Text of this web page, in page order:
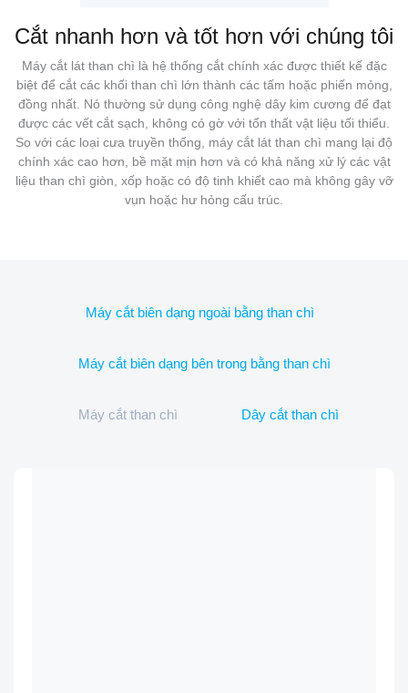
Cắt nhanh hơn và tốt hơn với chúng tôi
Máy cắt lát than chì là hệ thống cắt chính xác được thiết kế đặc
biệt để cắt các khối than chì lớn thành các tấm hoặc phiến mỏng,
đồng nhất. Nó thường sử dụng công nghệ dây kim cương để đạt
được các vết cắt sạch, không có gờ với tổn thất vật liệu tối thiểu.
So với các loại cưa truyền thống, máy cắt lát than chì mang lại độ
chính xác cao hơn, bề mặt mịn hơn và có khả năng xử lý các vật
liệu than chì giòn, xốp hoặc có độ tinh khiết cao mà không gây vỡ
vụn hoặc hư hỏng cấu trúc.
Máy cắt biên dạng ngoài bằng than chì
Máy cắt biên dạng bên trong bằng than chì
Máy cắt than chì Dây cắt than chì